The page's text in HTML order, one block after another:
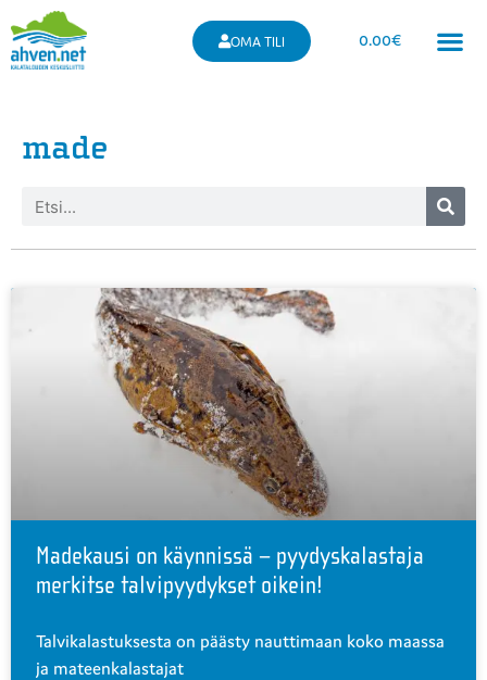
OMA TILI 0.00€
made
Madekausi on käynnissä – pyydyskalastaja
merkitse talvipyydykset oikein!
Talvikalastuksesta on päästy nauttimaan koko maassa
ja mateenkalastajat